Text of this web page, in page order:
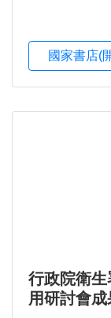
國家書店(
行政院衛
用研討會